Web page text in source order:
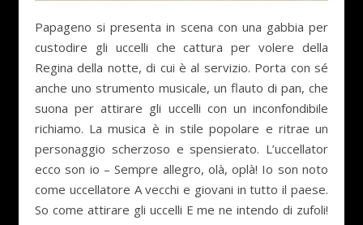
Papageno si presenta in scena con una gabbia per
custodire gli uccelli che cattura per volere della
Regina della notte, di cui è al servizio. Porta con sé
anche uno strumento musicale, un flauto di pan, che
suona per attirare gli uccelli con un inconfondibile
richiamo. La musica è in stile popolare e ritrae un
personaggio scherzoso e spensierato. L’uccellator
ecco son io – Sempre allegro, olà, oplà! Io son noto
come uccellatore A vecchi e giovani in tutto il paese.
So come attirare gli uccelli E me ne intendo di zufoli!